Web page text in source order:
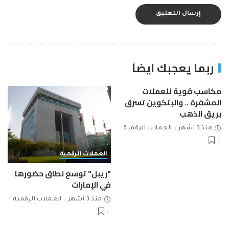
ربما يعجبك ايضاً
مكاسب قوية للعملات
المشفرة .. والبتكوين تسرق
بريق الذهب
منذ 3 أشهر العملات الرقمية
العملات الرقمية
"ريبل" توسع نطاق حضورها
في الإمارات
منذ 3 أشهر العملات الرقمية